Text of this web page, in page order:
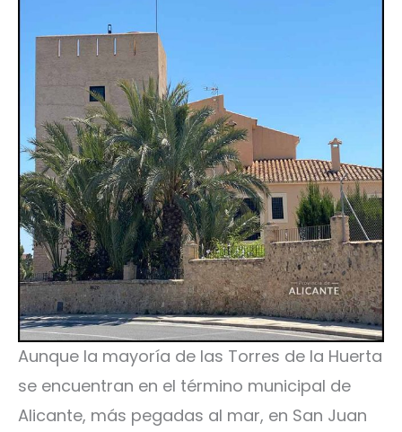
Aunque la mayoría de las Torres de la Huerta
se encuentran en el término municipal de
Alicante, más pegadas al mar, en San Juan